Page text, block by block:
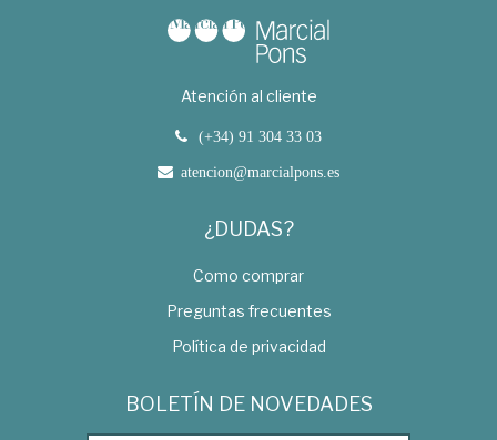
Atención al cliente
(+34) 91 304 33 03
atencion@marcialpons.es
¿DUDAS?
Como comprar
Preguntas frecuentes
Política de privacidad
BOLETÍN DE NOVEDADES